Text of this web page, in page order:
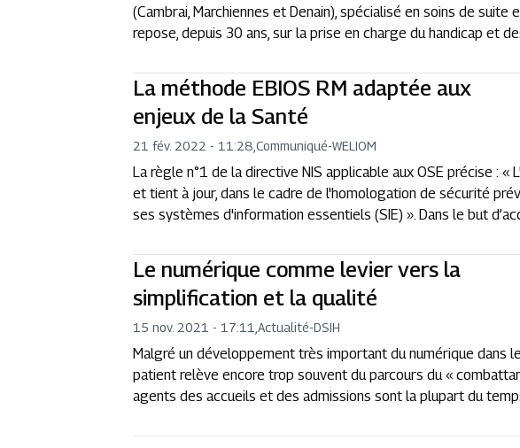
(Cambrai, Marchiennes et Denain), spécialisé en soins de
repose, depuis 30 ans, sur la prise en charge du handicap et
La méthode EBIOS RM adaptée aux
enjeux de la Santé
21 fév. 2022 - 11:28 ,Communiqué-WELIOM
La règle n°1 de la directive NIS applicable aux OSE précise :
et tient à jour, dans le cadre de l'homologation de sécurité
ses systèmes d'information essentiels (SIE) ». Dans le but
Le numérique comme levier vers la
simplification et la qualité
15 nov. 2021 - 17:11 ,Actualité-DSIH
Malgré un développement très important du numérique dans
patient relève encore trop souvent du parcours du «
agents des accueils et des admissions sont la plupart du